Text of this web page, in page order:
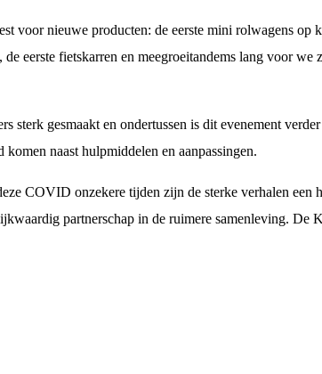
voor nieuwe producten: de eerste mini rolwagens op
eerste fietskarren en meegroeitandems lang voor we
sterk gesmaakt en ondertussen is dit evenement
naast hulpmiddelen en aanpassingen.
COVID onzekere tijden zijn de sterke verhalen een
partnerschap in de ruimere samenleving. De